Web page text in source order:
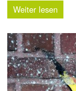
Weiter lesen